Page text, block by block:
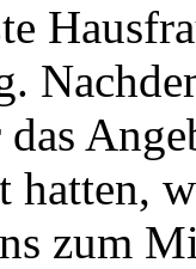
hatten,
zum